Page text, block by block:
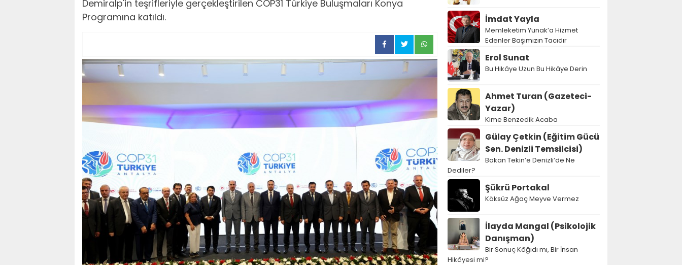
Demiralp'in teşrifleriyle gerçekleştirilen COP31 Türkiye Buluşmaları Konya
Programına katıldı.
İmdat Yayla
Memleketim Yunak’a Hizmet
Edenler Başımızın Tacıdır
Erol Sunat
Bu Hikâye Uzun Bu Hikâye Derin
Ahmet Turan (Gazeteci-
Yazar)
Kime Benzedik Acaba
Gülay Çetkin (Eğitim Gücü
Sen. Denizli Temsilcisi)
Bakan Tekin’e Denizli’de Ne
Dediler?
Şükrü Portakal
Köksüz Ağaç Meyve Vermez
İlayda Mangal (Psikolojik
Danışman)
Bir Sonuç Kâğıdı mı, Bir İnsan
Hikâyesi mi?